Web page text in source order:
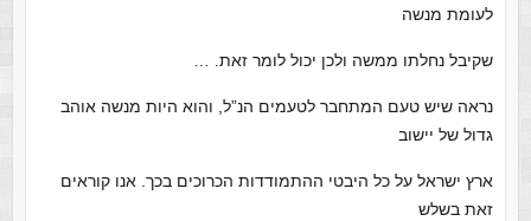
לעומת מנשה
שקיבל נחלתו ממשה ולכן יכול לומר זאת. …
נראה שיש טעם המתחבר לטעמים הנ”ל, והוא היות מנשה אוהב
גדול של יישוב
ארץ ישראל על כל היבטי ההתמודדות הכרוכים בכך. אנו קוראים
זאת בשלש